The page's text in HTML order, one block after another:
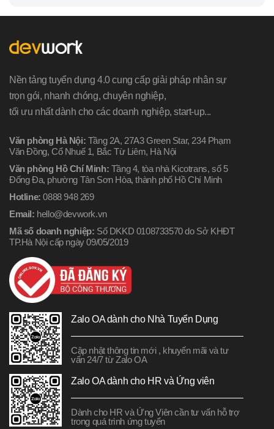
Nền tảng tuyển dụng 4.0 cung cấp giải pháp nhân sự
trọn gói, nhanh chóng, chuyên nghiệp,
tối ưu nhất dành cho các doanh nghiệp, start-up...
Văn phòng Hà Nội: Tầng 2A, 27A3 Green Star, 234 Phạm
Văn Đồng, Cổ Nhuế 1, Bắc Từ Liêm, Hà Nội
Văn phòng Hồ Chí Minh: Tầng 4, tòa nhà Kicotrans, số 5
Đống Đa, phường Tân Sơn Hòa, thành phố Hồ Chí Minh
Hotline: 0888 948 269
Email: hello@devwork.vn
Mã số doanh nghiệp: Số DKKD 0108733570 do Sở KHĐT
TP.Hà Nội cấp ngày 09/05/2019
Zalo OA dành cho Nhà Tuyển Dụng
Cập nhật thông tin mới , khuyến mãi và tư
vấn 24/7 từ Zalo OA
Zalo OA dành cho HR và Ứng viên
Dành cho HR và Ứng Viên cần tư vấn hỗ trợ
trong quá trình ứng tuyển